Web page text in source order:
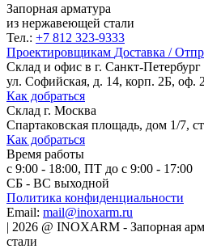
Запорная арматура
из нержавеющей стали
Тел.: +7 812 323-9333
Проектировщикам Доставка /
Склад и офис в г. Санкт-Петербург
ул. Софийская, д. 14, корп. 2Б, оф.
Как добраться
Склад г. Москва
Спартаковская площадь, дом 1/7,
Как добраться
Время работы
с 9:00 - 18:00, ПТ до с 9:00 - 17:00
СБ - ВС выходной
Политика конфиденциальности
Email: mail@inoxarm.ru
| 2026 @ INOXARM - Запорная
стали